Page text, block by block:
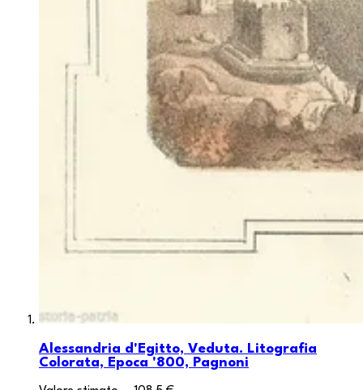
Alessandria d'Egitto, Veduta. Litografia
Colorata, Epoca '800, Pagnoni